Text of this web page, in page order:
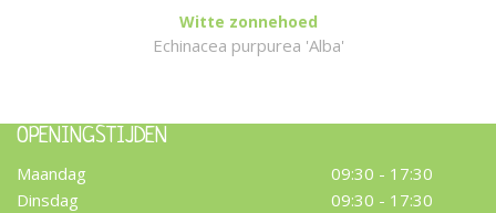
Witte zonnehoed
Echinacea purpurea 'Alba'
OPENINGSTIJDEN
Maandag
09:30 - 17:30
Dinsdag
09:30 - 17:30